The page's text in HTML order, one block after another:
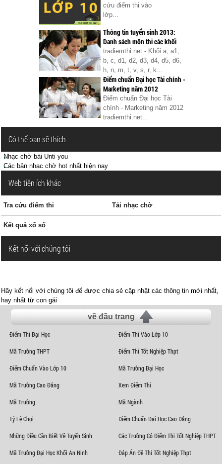
cứu điểm thi vào
lớp...
Thông tin tuyển sinh 2013:
Danh sách môn thi các khối
tradiemthi.net - Khối a, a1,
b, c, d1, d2, d3, d4, d5, d6,
h, n, m, t, v, s, r, k...
Điểm chuẩn Đại học Tài chính -
Marketing năm 2012
Điểm chuẩn Đại học Tài
chính - Marketing năm 2012
tradiemthi.net...
Có thể bạn sẽ thích
Nhạc chờ bài Unti you
Các bản nhạc chờ hot nhất hiện nay
Web tiện ích khác
Tra cứu điểm thi Tải nhạc chờ
Kết quả xổ số
Kết nối với chúng tôi
Hãy kết nối với chúng tôi để được chia sẻ cập nhật các thông tin mới nhất,
hay nhất từ con gái
về đầu trang
Điểm Thi Đại Học Điểm Thi Vào Lớp 10
Mã Trường THPT Điểm Thi Tốt Nghiệp Thpt
Điểm Chuẩn Vào Lớp 10 Mã Trường Đại Học
Mã Trường Cao Đẳng Xem Điểm Thi
Mã Trường Mã Ngành
Tỷ Lệ Chọi Điểm Chuẩn Đại Học Cao Đẳng
Những Điều Cần Biết Về Tuyển Sinh Các Trường Có Điểm Thi Tốt Nghiệp THPT
Mã Trường Đại Học Khối An Ninh Đáp Án Đề Thi Tốt Nghiệp Thpt